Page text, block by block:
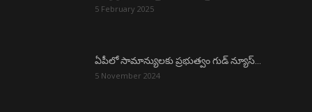
5 February 2025
ఏపీలో సామాన్యులకు ప్రభుత్వం గుడ్ న్యూస్…
5 November 2024